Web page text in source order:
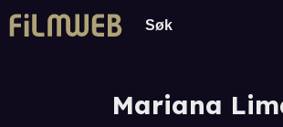
Mariana